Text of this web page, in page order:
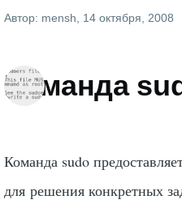
Автор: mensh , 14 октября, 2008
Команда
Команда sudo
для решения конкретных